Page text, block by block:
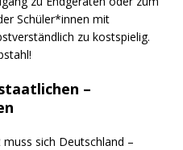
Schüler*innen mit
zu kostspielig.
–
sich Deutschland –